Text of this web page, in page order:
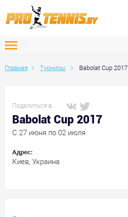
Главная Турниры Babolat Cup 2017
Поделиться в:
Babolat Cup 2017
C 27 июня по 02 июля
Адрес:
Киев, Украина